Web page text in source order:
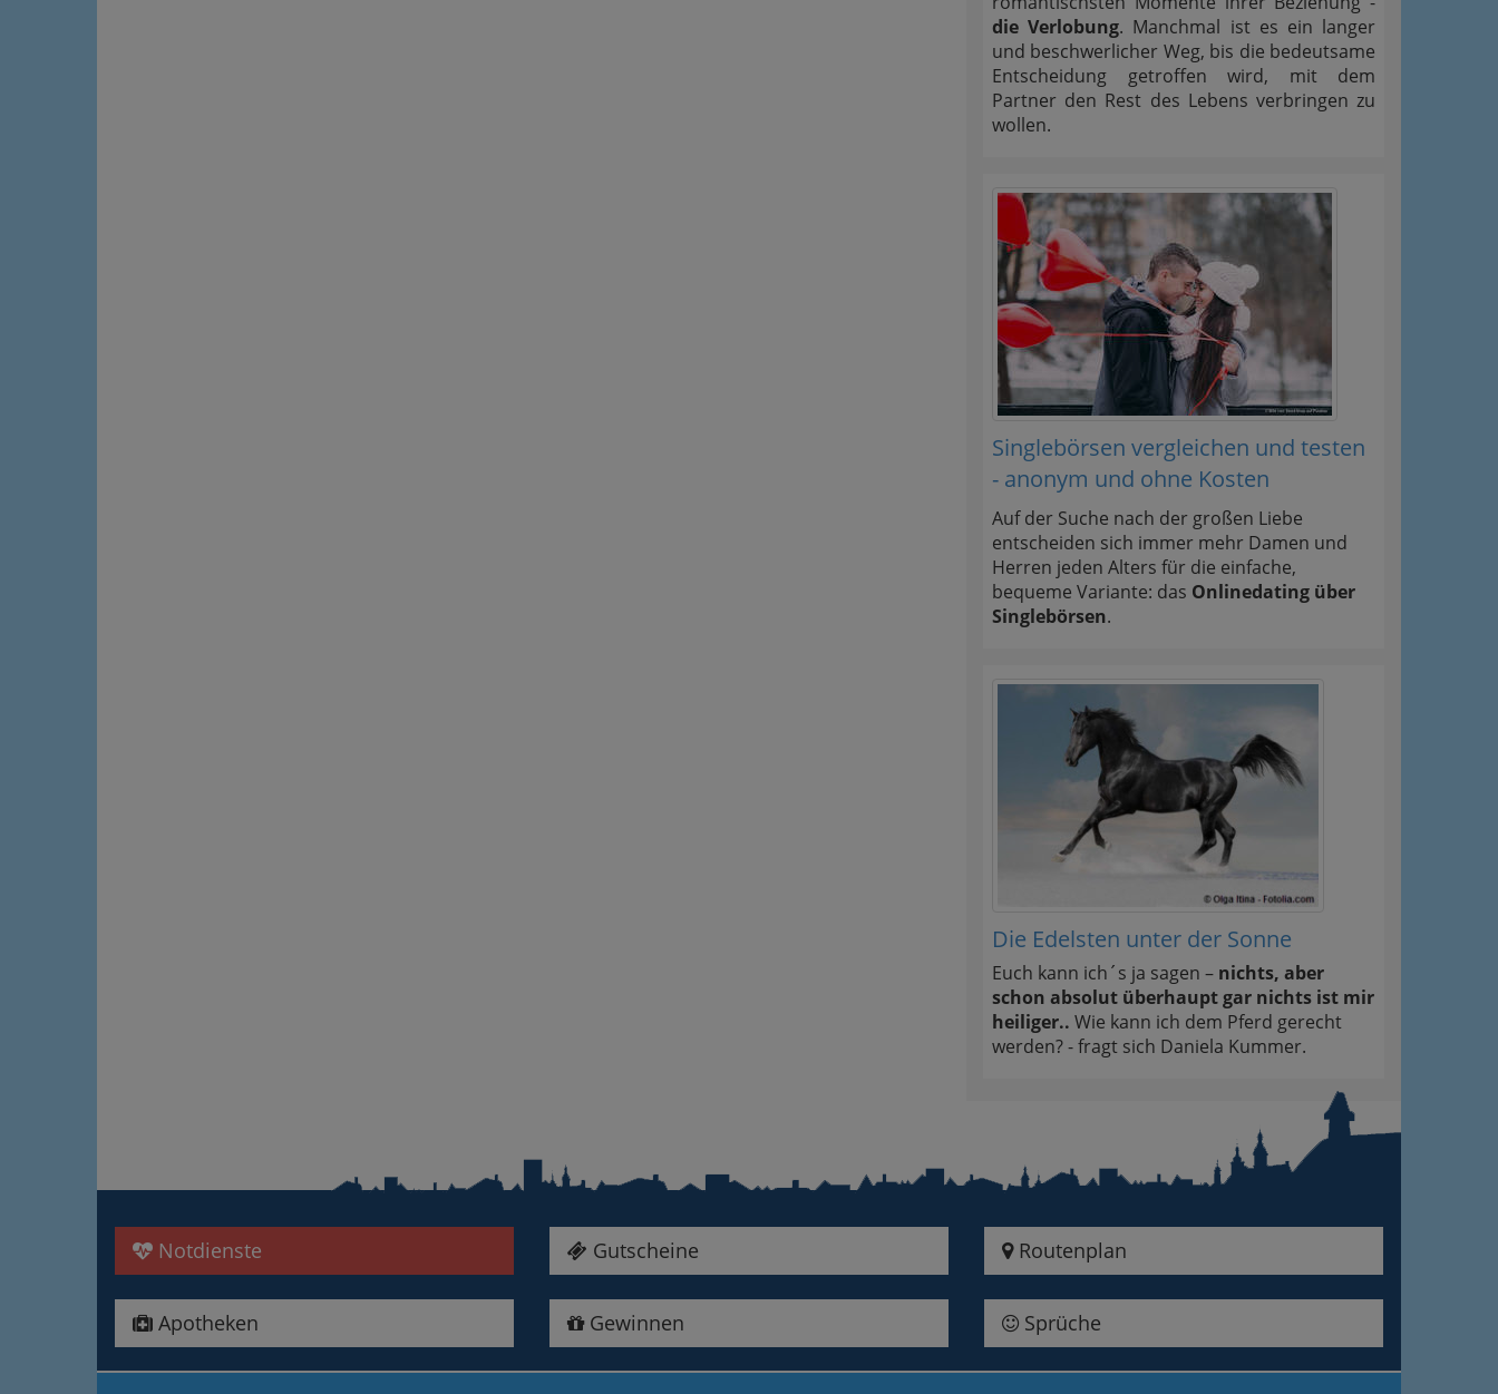
die Verlobung. Manchmal ist es ein langer
und beschwerlicher Weg, bis die bedeutsame
Entscheidung getroffen wird, mit dem
Partner den Rest des Lebens verbringen zu
wollen.
Singlebörsen vergleichen und testen
- anonym und ohne Kosten
Auf der Suche nach der großen Liebe
entscheiden sich immer mehr Damen und
Herren jeden Alters für die einfache,
bequeme Variante: das Onlinedating über
Singlebörsen.
Die Edelsten unter der Sonne
Euch kann ich´s ja sagen – nichts, aber
schon absolut überhaupt gar nichts ist mir
heiliger.. Wie kann ich dem Pferd gerecht
werden? - fragt sich Daniela Kummer.
Notdienste
Apotheken
Gutscheine
Gewinnen
Routenplan
Sprüche